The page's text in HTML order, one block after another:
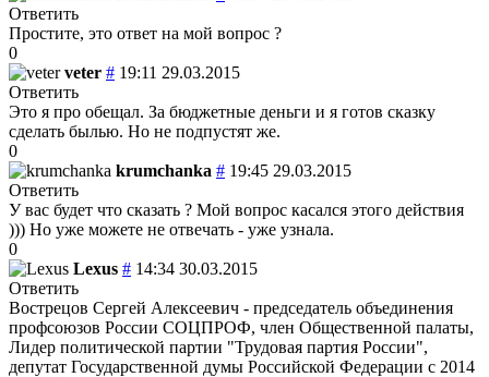
Ответить
Простите, это ответ на мой вопрос ?
0
veter # 19:11 29.03.2015
Ответить
Это я про обещал. За бюджетные деньги и я готов сказку
сделать былью. Но не подпустят же.
0
krumchanka # 19:45 29.03.2015
Ответить
У вас будет что сказать ? Мой вопрос касался этого действия
))) Но уже можете не отвечать - уже узнала.
0
Lexus # 14:34 30.03.2015
Ответить
Вострецов Сергей Алексеевич - председатель объединения
профсоюзов России СОЦПРОФ, член Общественной палаты,
Лидер политической партии "Трудовая партия России",
депутат Государственной думы Российской Федерации с 2014